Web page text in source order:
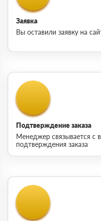
Заявка
Вы оставили заявку на
Подтверждение заказа
Менеджер связывается с
подтверждения заказа